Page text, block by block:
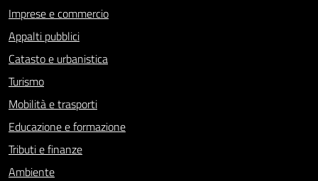
Imprese e commercio
Appalti pubblici
Catasto e urbanistica
Turismo
Mobilità e trasporti
Educazione e formazione
Tributi e finanze
Ambiente